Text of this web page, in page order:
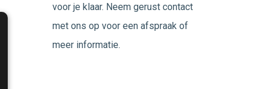
voor je klaar. Neem gerust contact
met ons op voor een afspraak of
meer informatie.